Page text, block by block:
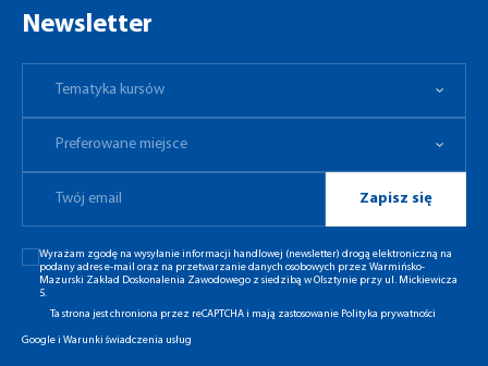
Newsletter
Tematyka kursów
Preferowane miejsce
Zapisz się
Wyrażam zgodę na wysyłanie informacji handlowej (newsletter) drogą elektroniczną na
podany adres e-mail oraz na przetwarzanie danych osobowych przez Warmińsko-
Mazurski Zakład Doskonalenia Zawodowego z siedzibą w Olsztynie przy ul. Mickiewicza
5.
Ta strona jest chroniona przez reCAPTCHA i mają zastosowanie Polityka prywatności
Googlei Warunki świadczenia usług